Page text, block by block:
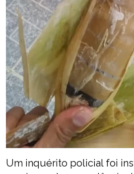
Um inquérito policial foi